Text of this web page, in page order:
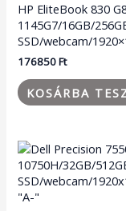
HP EliteBook 830
1145G7/16GB/
SSD/webcam/
176850Ft
KOSÁRBA